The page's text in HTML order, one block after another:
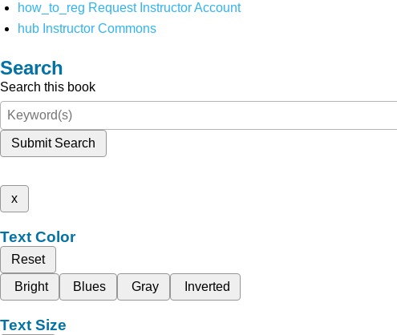
how_to_reg Request Instructor Account
hub Instructor Commons
Search
Search this book
Submit Search
x
Text Color
Reset
Bright
Blues Gray Inverted
Text Size